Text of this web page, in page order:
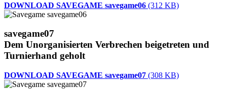
DOWNLOAD SAVEGAME savegame06 (312 KB)
savegame07
Dem Unorganisierten Verbrechen beigetreten und
Turnierhand geholt
DOWNLOAD SAVEGAME savegame07 (308 KB)